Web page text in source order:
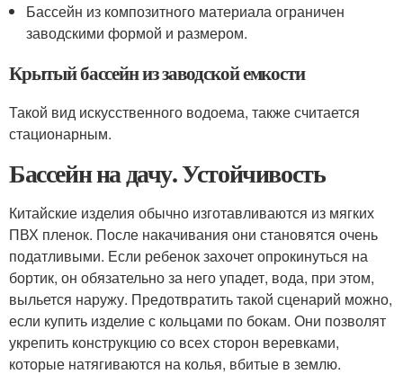
Бассейн из композитного материала ограничен
заводскими формой и размером.
Крытый бассейн из заводской емкости
Такой вид искусственного водоема, также считается
стационарным.
Бассейн на дачу. Устойчивость
Китайские изделия обычно изготавливаются из мягких
ПВХ пленок. После накачивания они становятся очень
податливыми. Если ребенок захочет опрокинуться на
бортик, он обязательно за него упадет, вода, при этом,
выльется наружу. Предотвратить такой сценарий можно,
если купить изделие с кольцами по бокам. Они позволят
укрепить конструкцию со всех сторон веревками,
которые натягиваются на колья, вбитые в землю.